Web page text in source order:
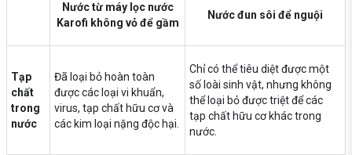
Nước từ máy lọc nước
Karofi không vỏ để gầm
Nước đun sôi để nguội
Tạp
chất
trong
nước
Đã loại bỏ hoàn toàn
được các loại vi khuẩn,
virus, tạp chất hữu cơ và
các kim loại nặng độc hại.
Chỉ có thể tiêu diệt được một
số loài sinh vật, nhưng không
thể loại bỏ được triệt để các
tạp chất hữu cơ khác trong
nước.